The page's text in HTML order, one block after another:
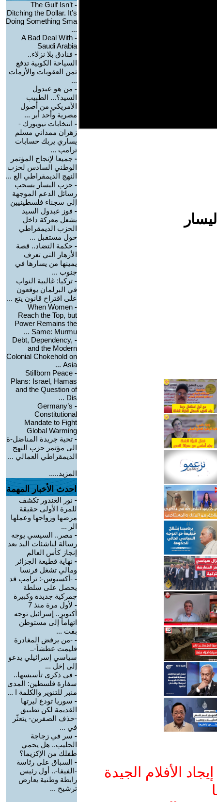
الأفلام الجيدة
-
The Gulf Isn’t
Ditching the Dollar. It’s
Doing Something Sma
...
-
A Bad Deal With
Saudi Arabia
- فنادق بلا نزلاء..
السياحة الكوبية تدفع
ثمن العقوبات والأزمات
...
- من هو عبدول
السيد؟... الطبيب
الأمريكي من أصول
مصرية وأحد أبر ...
- انتخابات نيويورك -
زهران ممداني مسلم
يساري يربك حسابات
ترامب ...
- جميعا لإنجاح المؤتمر
الوطني السادس لحزب
النهج الديمقراطي الع ...
- حزب اليسار يسحب
رسائل الدعم الموجهة
إلى سجناء فلسطينيين
- فوز عبدول السيد
يشعل معركة داخل
الحزب الديمقراطي
حول مستقبل ...
- حكمة التضاد.. قصة
الأزهار التي تعرف
يمينها من يسارها في
جنوب ...
- تركيا: غالبية النواب
في البرلمان يوقعون
على اقتراح قانون يتع ...
-
When Women
Reach the Top, but
Power Remains the
Same: Murmu ...
-
Debt, Dependency,
and the Modern
Colonial Chokehold on
Asia ...
-
Stillborn Peace
Plans: Israel, Hamas
and the Question of
Dis ...
-
Germany’s
Constitutional
Mandate to Fight
Global Warming
- تحية جريدة المناضل-ة
الى مؤتمر حزب النهج
الديمقراطي العمالي ...
المزيد.....
احدث الأخبار المهمة
- نور الغندور تكشف
للمرة الأولى حقيقة
مرضها وزواجها وعملها
الر ...
- مصر.. السيسي يوجه
رسالة لناشئات اليد بعد
إنجاز كأس العالم
- نهاية قطيعة الجزائر
ومالي تشغل فرنسا
- -أكسيوس-: ترامب قد
يحصل على سلطة
جمركية جديدة وكبيرة
-
لأول مرة منذ 7
أكتوبر.. إسرائيل توجه
اتهاماً إلى مستوطن
بقت ...
- -من يرفض المغادرة
فليمت عطشاً-..
سياسي إسرائيلي يدعو
إلى إخل ...
- في ذكرى تأسيسها..
سفارة فلسطين: المدى
منبر للتنوير والكلمة ا ...
- سوريا تودع ليرتها
القديمة لكن تطبيق
-حذف الصفرين- يتعثّر
في ...
- سر في زجاجة
الحليب.. هل يحمي
طفلك من الإكزيما؟
- السباق على رئاسة
-الفيفا-.. أول رئيس
رابطة وطنية يعارض
ترشيح ...